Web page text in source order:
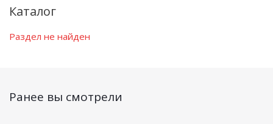
Каталог
Раздел не найден
Ранее вы смотрели